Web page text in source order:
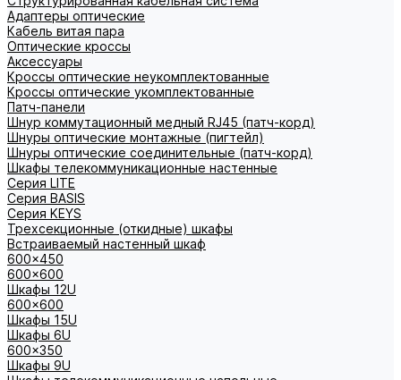
Адаптеры оптические
Кабель витая пара
Оптические кроссы
Аксессуары
Кроссы оптические неукомплектованные
Кроссы оптические укомплектованные
Патч-панели
Шнур коммутационный медный RJ45 (патч-корд)
Шнуры оптические монтажные (пигтейл)
Шнуры оптические соединительные (патч-корд)
Шкафы телекоммуникационные настенные
Cерия LITE
Cерия BASIS
Cерия KEYS
Трехсекционные (откидные) шкафы
Встраиваемый настенный шкаф
600x450
600x600
Шкафы 12U
600x600
Шкафы 15U
Шкафы 6U
600x350
Шкафы 9U